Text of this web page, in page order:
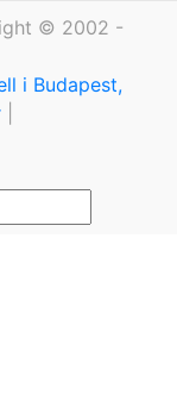
© 2002 -
i Budapest,